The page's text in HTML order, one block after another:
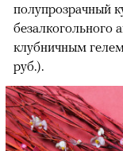
полупрозрачный
безалкогольного
клубничным
руб.).